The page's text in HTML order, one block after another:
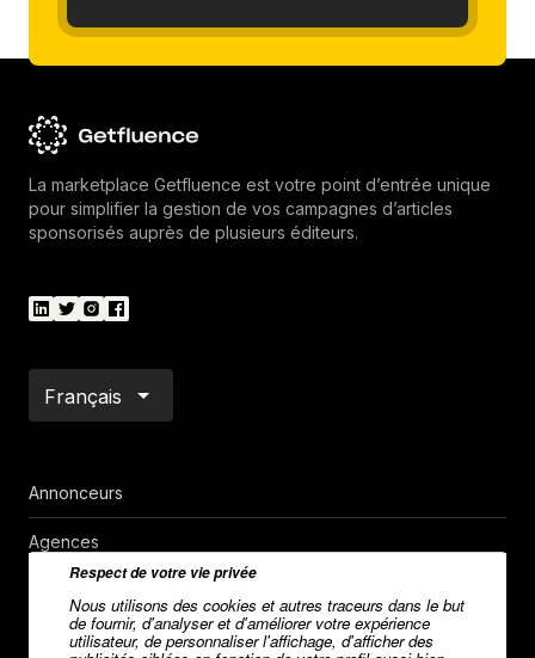
Respect de votre vie privée
Nous utilisons des cookies et autres traceurs dans le but
de fournir, d'analyser et d'améliorer votre expérience
utilisateur, de personnaliser l'affichage, d'afficher des
La marketplace Getfluence est votre point d’entrée unique
pour simplifier la gestion de vos campagnes d’articles
sponsorisés auprès de plusieurs éditeurs.
Français
Annonceurs
Agences
Notoriété